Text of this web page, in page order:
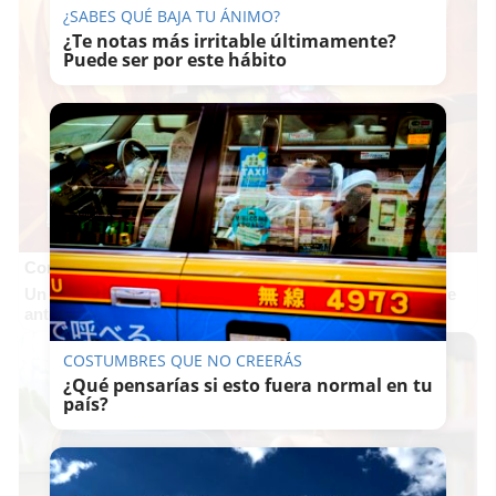
Corepunk MMORPG
Un verdadero MMORPG de la vieja escuela ¡Cómo los de
antes, pero mejor!
¿SABES QUÉ BAJA TU ÁNIMO?
¿Te notas más irritable últimamente?
Puede ser por este hábito
COSTUMBRES QUE NO CREERÁS
¿Qué pensarías si esto fuera normal en tu
país?